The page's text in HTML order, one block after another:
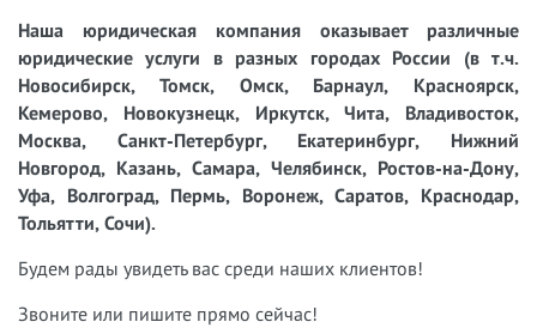
Наша юридическая компания оказывает различные
юридические услуги в разных городах России (в т.ч.
Новосибирск, Томск, Омск, Барнаул, Красноярск,
Кемерово, Новокузнецк, Иркутск, Чита, Владивосток,
Москва, Санкт-Петербург, Екатеринбург, Нижний
Новгород, Казань, Самара, Челябинск, Ростов-на-Дону,
Уфа, Волгоград, Пермь, Воронеж, Саратов, Краснодар,
Тольятти, Сочи).
Будем рады увидеть вас среди наших клиентов!
Звоните или пишите прямо сейчас!